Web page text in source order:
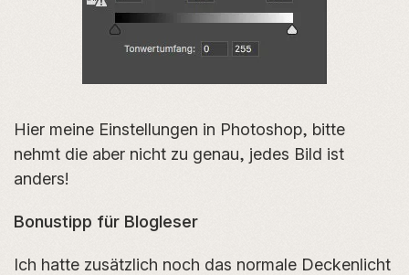
Hier meine Einstellungen in Photoshop, bitte
nehmt die aber nicht zu genau, jedes Bild ist
anders!
Bonustipp für Blogleser
Ich hatte zusätzlich noch das normale Deckenlicht